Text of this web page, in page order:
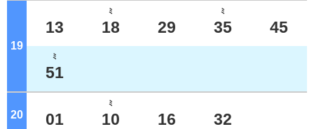
19 ジ
13
ﾐ
18 29
ﾐ
35 45
ﾐ
51
20 01
ﾐ
10 16 32